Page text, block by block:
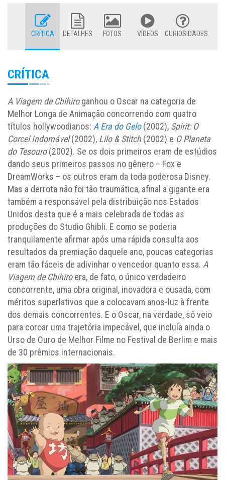
CRÍTICA DETALHES FOTOS VÍDEOS CURIOSIDADES
CRÍTICA
A Viagem de Chihiroganhou o Oscar na categoria de
Melhor Longa de Animação concorrendo com quatro
títulos hollywoodianos: A Era do Gelo(2002), Spirit: O
Corcel Indomável(2002), Lilo & Stitch(2002) e O Planeta
do Tesouro(2002). Se os dois primeiros eram de estúdios
dando seus primeiros passos no gênero – Fox e
DreamWorks – os outros eram da toda poderosa Disney.
Mas a derrota não foi tão traumática, afinal a gigante era
também a responsável pela distribuição nos Estados
Unidos desta que é a mais celebrada de todas as
produções do Studio Ghibli. E como se poderia
tranquilamente afirmar após uma rápida consulta aos
resultados da premiação daquele ano, poucas categorias
eram tão fáceis de adivinhar o vencedor quanto essa. A
Viagem de Chihiroera, de fato, o único verdadeiro
concorrente, uma obra original, inovadora e ousada, com
méritos superlativos que a colocavam anos-luz à frente
dos demais concorrentes. E o Oscar, na verdade, só veio
para coroar uma trajetória impecável, que incluía ainda o
Urso de Ouro de Melhor Filme no Festival de Berlim e mais
de 30 prêmios internacionais.